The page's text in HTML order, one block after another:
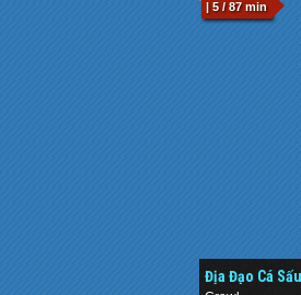
| 5 / 87 min
Địa Đạo Cá